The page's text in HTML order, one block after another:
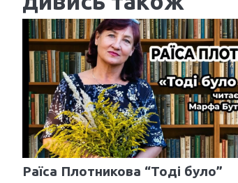
в
г
а
ц
я
Раїса Плотникова “Тоді було”